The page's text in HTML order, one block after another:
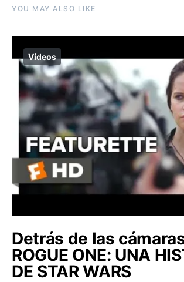
YOU MAY ALSO LIKE
Vídeos
Detrás de las
ROGUE ONE: UNA
DE STAR WARS